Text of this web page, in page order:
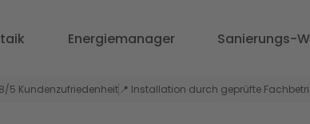
Energiemanager Sanierungs-
5 Kundenzufriedenheit 📍 Installation durch geprüfte